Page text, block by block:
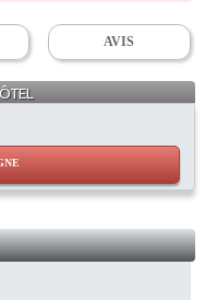
AVIS